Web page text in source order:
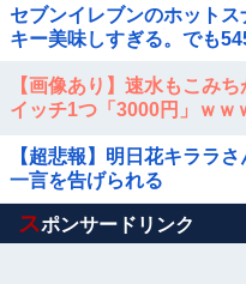
セブンイレブンのホット
キー美味しすぎる。でも
【画像あり】速水もこみ
イッチ1つ「3000円」ｗｗ
【超悲報】明日花キララ
一言を告げられる
Powered by livedoor 相互
スポンサードリンク